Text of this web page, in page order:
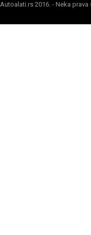
Autoalati.rs 2016. - Neka prava